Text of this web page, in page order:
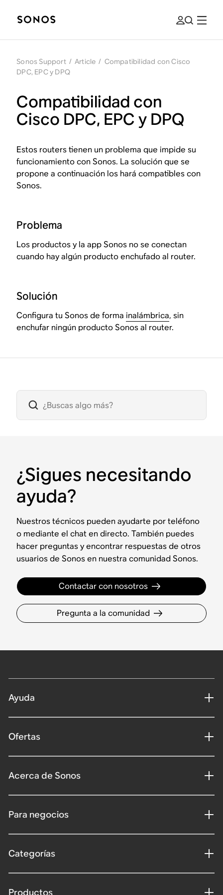
Sonos Support / Article / Compatibilidad con Cisco
DPC, EPC y DPQ
Compatibilidad con
Cisco DPC, EPC y DPQ
Estos routers tienen un problema que impide su
funcionamiento con Sonos. La solución que se
propone a continuación los hará compatibles con
Sonos.
Problema
Los productos y la app Sonos no se conectan
cuando hay algún producto enchufado al router.
Solución
Configura tu Sonos de formainalámbrica, sin
enchufar ningún producto Sonos al router.
¿Sigues necesitando
ayuda?
Nuestros técnicos pueden ayudarte por teléfono
o mediante el chat en directo. También puedes
hacer preguntas y encontrar respuestas de otros
usuarios de Sonos en nuestra comunidad Sonos.
Contactar con nosotros
Pregunta a la comunidad
Ayuda
Ofertas
Acerca de Sonos
Para negocios
Categorías
Productos